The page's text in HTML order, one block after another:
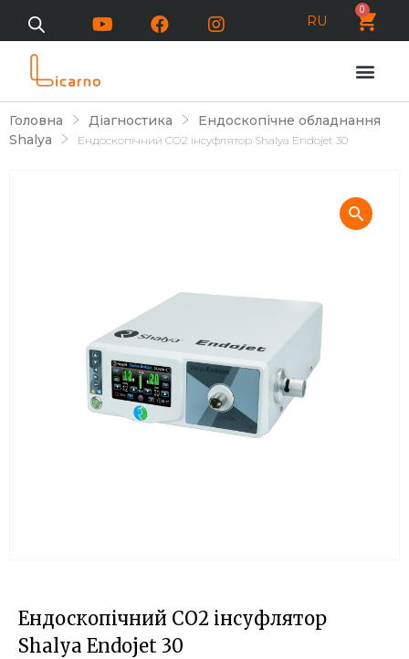
RU
0
Головна Діагностика
Ендоскопічне обладнання
Shalya
Ендоскопічний СО2 інсуфлятор Shalya Endojet 30
Ендоскопічний СО2 інсуфлятор
Shalya Endojet 30